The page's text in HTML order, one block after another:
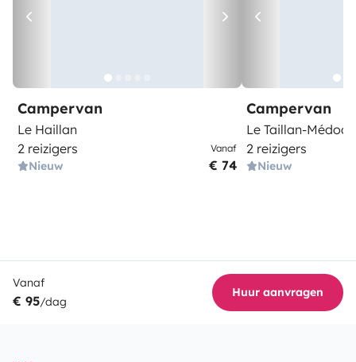
Campervan
Le Haillan
2 reizigers
Nieuw
Vanaf
€ 74
Campervan
Le Taillan-Médoc
2 reizigers
Nieuw
Vanaf
€ 95/dag
Huur aanvragen